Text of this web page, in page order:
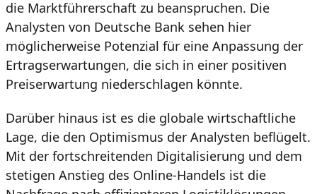
die Marktführerschaft zu beanspruchen. Die
Analysten von Deutsche Bank sehen hier
möglicherweise Potenzial für eine Anpassung der
Ertragserwartungen, die sich in einer positiven
Preiserwartung niederschlagen könnte.
Darüber hinaus ist es die globale wirtschaftliche
Lage, die den Optimismus der Analysten beflügelt.
Mit der fortschreitenden Digitalisierung und dem
stetigen Anstieg des Online-Handels ist die